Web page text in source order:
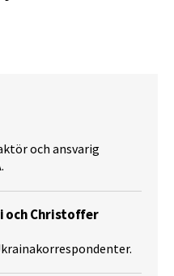
och ansvarig
och Christoffer